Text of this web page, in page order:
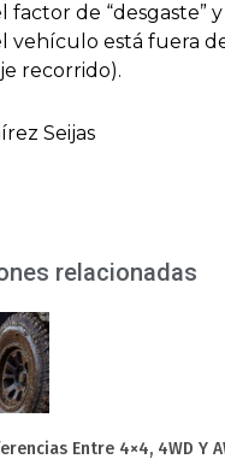
factor de “desgaste”
vehículo está fuera
recorrido).
Seijas
relacionadas
Entre 4×4, 4WD Y